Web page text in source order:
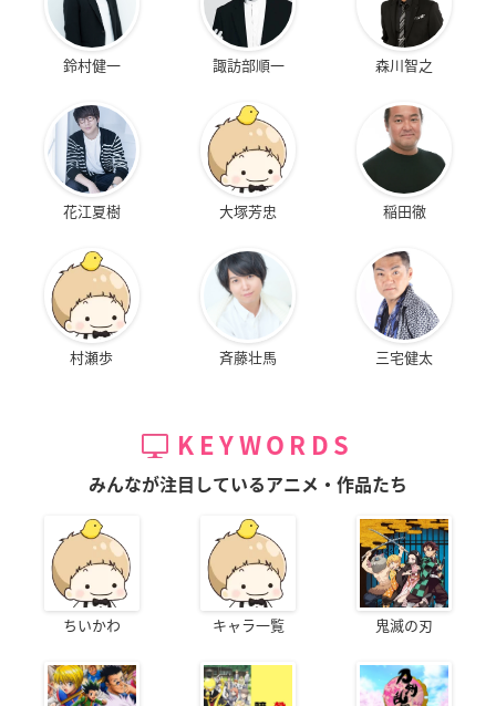
鈴村健一 諏訪部順一 森川智之
花江夏樹 大塚芳忠 稲田徹
村瀬歩 斉藤壮馬 三宅健太
KEYWORDS
みんなが注目しているアニメ・作品たち
ちいかわ キャラ一覧 鬼滅の刃